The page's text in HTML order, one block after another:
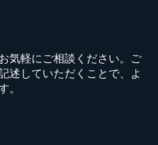
気軽にご相談ください。ご
述していただくことで、よ
。